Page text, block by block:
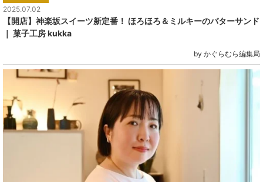
2025.07.02
【開店】神楽坂スイーツ新定番！ ほろほろ＆ミルキーのバターサンド
｜ 菓子工房 kukka
by かぐらむら編集局